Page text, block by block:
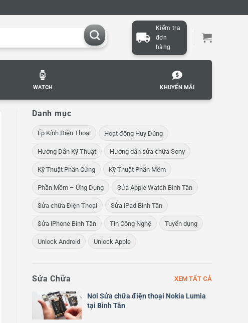
Kiểm tra
đơn
hàng
WATCH KHUYẾN MÃI
Danh mục
Ép Kính Điện Thoại Hoạt động Huy Dũng
Hướng Dẫn Kỹ Thuật Hướng dẫn sửa chữa Sony
Kỹ Thuật Phần Cứng Kỹ Thuật Phần Mềm
Phần Mềm – Ứng Dụng Sửa Apple Watch Bình Tân
Sửa chữa Điện Thoại Sửa iPad Bình Tân
Sửa iPhone Bình Tân Tin Công Nghệ Tuyển dụng
Unlock Android Unlock Apple
Sửa Chữa XEM TẤT CẢ
Nơi Sửa chữa điện thoại Nokia Lumia
tại Bình Tân